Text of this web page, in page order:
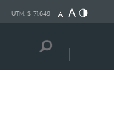
UTM: $ 71.649